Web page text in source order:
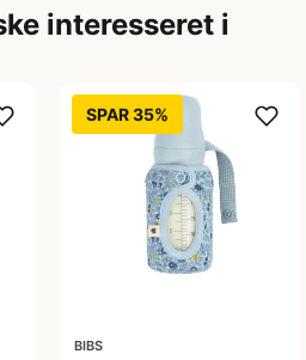
interesseret i
SPAR 35%
BIBS